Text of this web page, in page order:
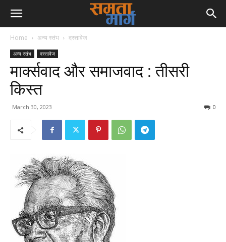
Home अन्य स्तंभ दस्तावेज
अन्य स्तंभ दस्तावेज
मार्क्सवाद और समाजवाद : तीसरी
किस्त
March 30, 2023 0